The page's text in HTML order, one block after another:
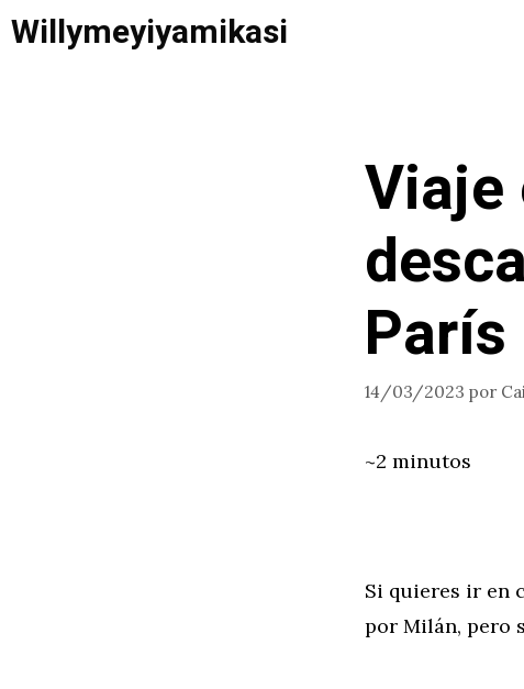
Saltar
Willymeyiyamikasi
Viaje
14/03/2023 por
~2 minutos
Si quieres ir en
por Milán, pero